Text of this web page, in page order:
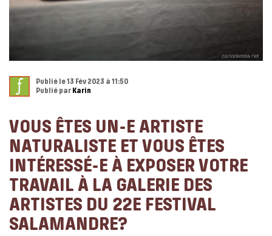
Publié le 13 Fév 2023 à 11:50
Publié par Karin
VOUS ÊTES UN-E ARTISTE
NATURALISTE ET VOUS ÊTES
INTÉRESSÉ-E À EXPOSER VOTRE
TRAVAIL À LA GALERIE DES
ARTISTES DU 22E FESTIVAL
SALAMANDRE?